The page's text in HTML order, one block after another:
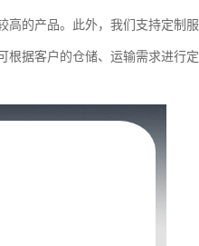
高的产品。此外，我们支持定制服
根据客户的仓储、运输需求进行定